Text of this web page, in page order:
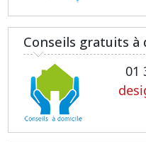
Conseils gratuits à
01